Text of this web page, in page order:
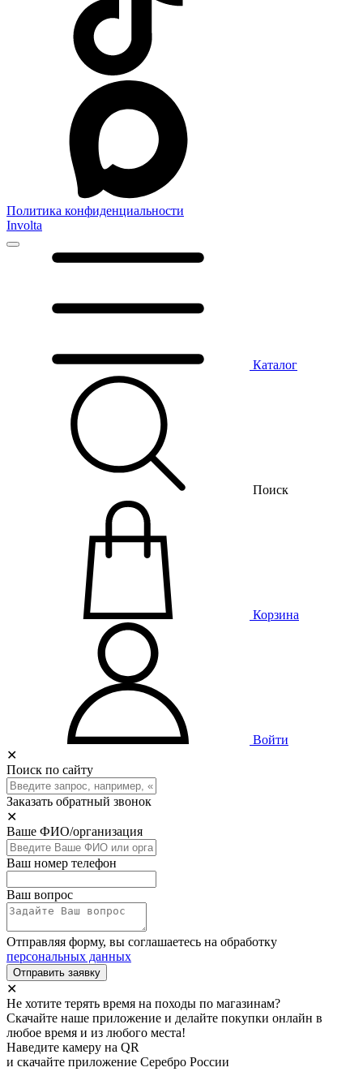
Политика конфиденциальности
Involta
Каталог
Поиск
Корзина
Войти
✕
Поиск по сайту
Заказать обратный звонок
✕
Ваше ФИО/организация
Ваш номер телефон
Ваш вопрос
Отправляя форму, вы соглашаетесь на обработку
персональных данных
Отправить заявку
✕
Не хотите терять время на походы по магазинам?
Скачайте наше приложение и делайте покупки онлайн в
любое время и из любого места!
Наведите камеру на QR
и скачайте приложение Серебро России